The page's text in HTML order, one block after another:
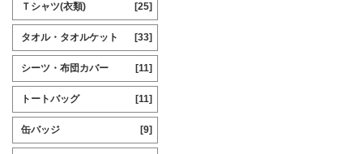
Ｔシャツ(衣類) [25]
タオル・タオルケット [33]
シーツ・布団カバー [11]
トートバッグ [11]
缶バッジ [9]